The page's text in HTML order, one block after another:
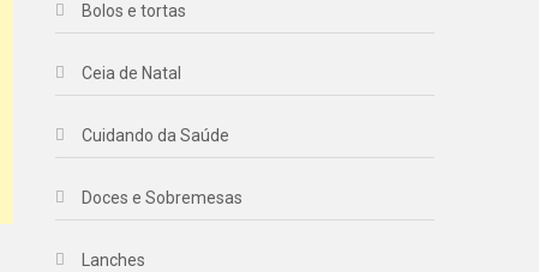
Bolos e tortas
Ceia de Natal
Cuidando da Saúde
Doces e Sobremesas
Lanches